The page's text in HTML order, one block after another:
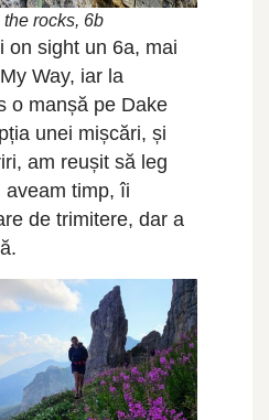
rocks, 6b
on sight un 6a, mai
Way, iar la
o manșă pe Dake
unei mișcări, și
am reușit să leg
aveam timp, îi
de trimitere, dar a